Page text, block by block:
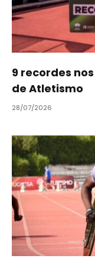
9 recordes
de Atletismo
28/07/2026